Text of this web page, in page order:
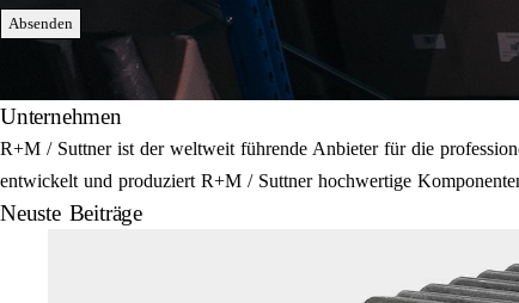
Absenden
Unternehmen
R+M / Suttner ist der weltweit führende Anbieter für die
entwickelt und produziert R+M / Suttner hochwertige
Neuste Beiträge